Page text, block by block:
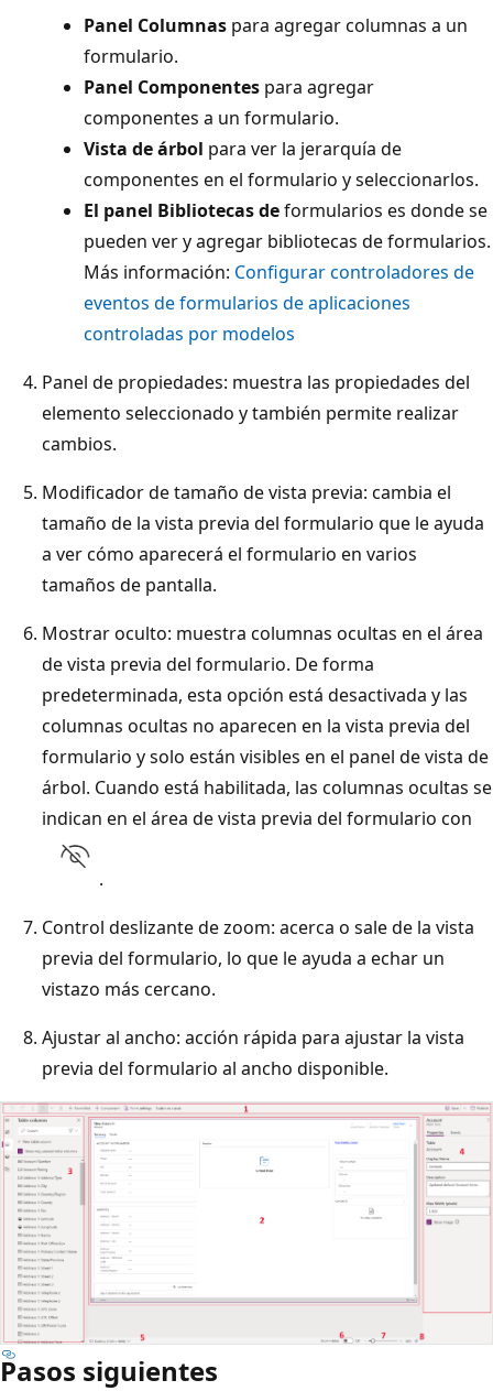
Panel Columnas para agregar columnas a un
formulario.
Panel Componentes para agregar
componentes a un formulario.
Vista de árbol para ver la jerarquía de
componentes en el formulario y seleccionarlos.
El panel Bibliotecas deformularios es donde se
pueden ver y agregar bibliotecas de formularios.
Más información: Configurar controladores de
eventos de formularios de aplicaciones
controladas por modelos
Panel de propiedades: muestra las propiedades del
elemento seleccionado y también permite realizar
cambios.
Modificador de tamaño de vista previa: cambia el
tamaño de la vista previa del formulario que le ayuda
a ver cómo aparecerá el formulario en varios
tamaños de pantalla.
Mostrar oculto: muestra columnas ocultas en el área
de vista previa del formulario. De forma
predeterminada, esta opción está desactivada y las
columnas ocultas no aparecen en la vista previa del
formulario y solo están visibles en el panel de vista de
árbol. Cuando está habilitada, las columnas ocultas se
indican en el área de vista previa del formulario con
.
Control deslizante de zoom: acerca o sale de la vista
previa del formulario, lo que le ayuda a echar un
vistazo más cercano.
Ajustar al ancho: acción rápida para ajustar la vista
previa del formulario al ancho disponible.
Pasos siguientes